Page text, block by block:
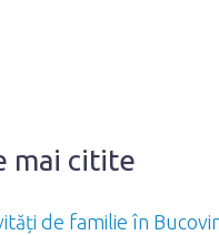
mai citite
de familie în